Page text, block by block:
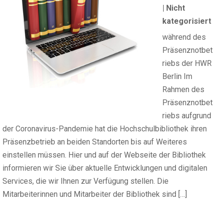
| Nicht
kategorisiert
während des
Präsenznotbet
riebs der HWR
Berlin Im
Rahmen des
Präsenznotbet
riebs aufgrund
der Coronavirus-Pandemie hat die Hochschulbibliothek ihren
Präsenzbetrieb an beiden Standorten bis auf Weiteres
einstellen müssen. Hier und auf der Webseite der Bibliothek
informieren wir Sie über aktuelle Entwicklungen und digitalen
Services, die wir Ihnen zur Verfügung stellen. Die
Mitarbeiterinnen und Mitarbeiter der Bibliothek sind […]